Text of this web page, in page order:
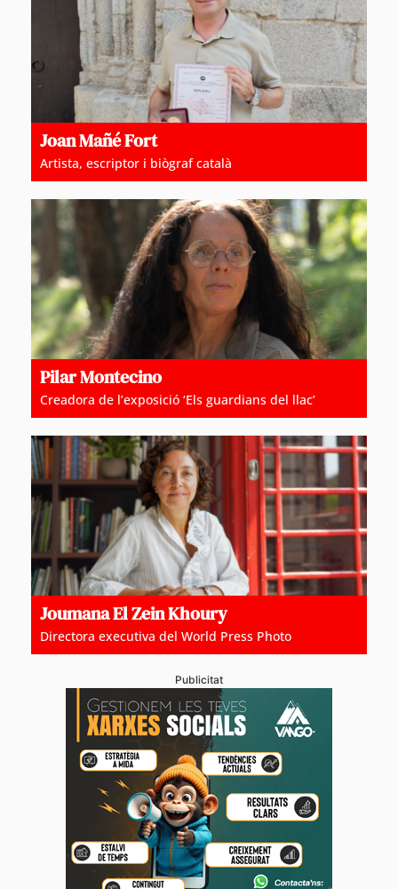
Joan Mañé Fort
Artista, escriptor i biògraf català
Pilar Montecino
Creadora de l’exposició ‘Els guardians del llac’
Joumana El Zein Khoury
Directora executiva del World Press Photo
Publicitat